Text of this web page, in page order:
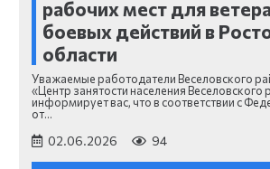
рабочих мест для
боевых действий в
области
Уважаемые работодатели Веселовского
«Центр занятости населения Веселовского
информирует вас, что в соответствии с
от…
02.06.2026 94